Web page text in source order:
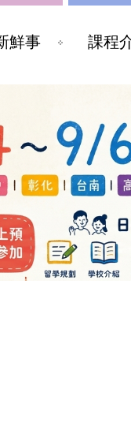
鮮事 課程